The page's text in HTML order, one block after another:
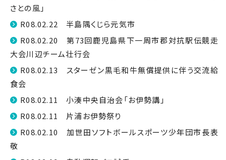
さとの風」
R08.02.22 半島隅くじら元気市
R08.02.20 第73回鹿児島県下一周市郡対抗駅伝競走
大会川辺チーム壮行会
R08.02.13 スターゼン黒毛和牛無償提供に伴う交流給
食会
R08.02.11 小湊中央自治会「お伊勢講」
R08.02.11 片浦お伊勢祭り
R08.02.10 加世田ソフトボールスポーツ少年団市長表
敬